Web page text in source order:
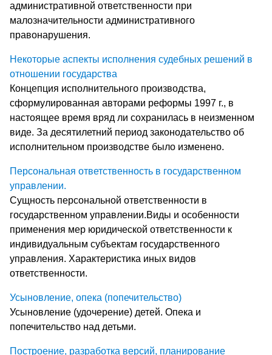
административной ответственности при
малозначительности административного
правонарушения.
Некоторые аспекты исполнения судебных решений в
отношении государства
Концепция исполнительного производства,
сформулированная авторами реформы 1997 г., в
настоящее время вряд ли сохранилась в неизменном
виде. За десятилетний период законодательство об
исполнительном производстве было изменено.
Персональная ответственность в государственном
управлении.
Сущность персональной ответственности в
государственном управлении.Виды и особенности
применения мер юридической ответственности к
индивидуальным субъектам государственного
управления. Характеристика иных видов
ответственности.
Усыновление, опека (попечительство)
Усыновление (удочерение) детей. Опека и
попечительство над детьми.
Построение, разработка версий, планирование